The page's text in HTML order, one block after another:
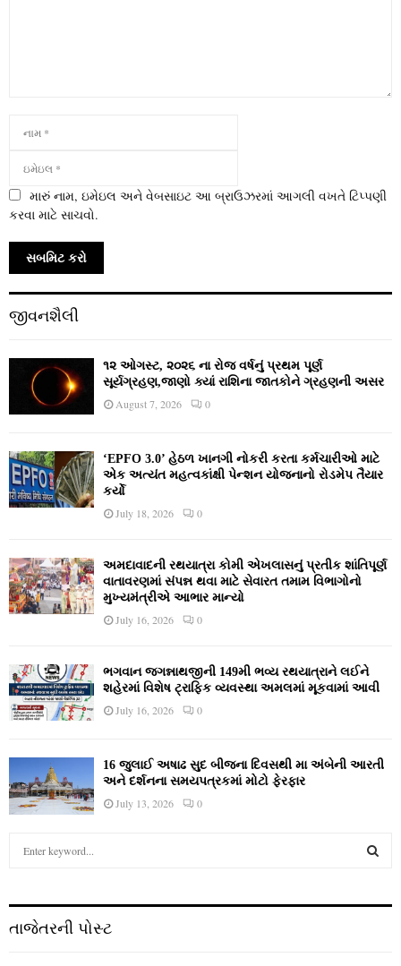
મારું નામ, ઇમેઇલ અને વેબસાઇટ આ બ્રાઉઝરમાં આગલી વખતે ટિપ્પણી
કરવા માટે સાચવો.
જીવનશૈલી
૧૨ ઓગસ્ટ, ૨૦૨૬ ના રોજ વર્ષનું પ્રથમ પૂર્ણ
સૂર્યગ્રહણ,જાણો ક્યાં રાશિના જાતકોને ગ્રહણની અસર
August 7, 2026 0
‘EPFO 3.0’ હેઠળ ખાનગી નોકરી કરતા કર્મચારીઓ માટે
એક અત્યંત મહત્વકાંક્ષી પેન્શન યોજનાનો રોડમેપ તૈયાર
કર્યો
July 18, 2026 0
અમદાવાદની રથયાત્રા કોમી એખલાસનું પ્રતીક શાંતિપૂર્ણ
વાતાવરણમાં સંપન્ન થવા માટે સેવારત તમામ વિભાગોનો
મુખ્યમંત્રીએ આભાર માન્યો
July 16, 2026 0
ભગવાન જગન્નાથજીની 149મી ભવ્ય રથયાત્રાને લઈને
શહેરમાં વિશેષ ટ્રાફિક વ્યવસ્થા અમલમાં મૂકવામાં આવી
July 16, 2026 0
16 જુલાઈ અષાઢ સુદ બીજના દિવસથી મા અંબેની આરતી
અને દર્શનના સમયપત્રકમાં મોટો ફેરફાર
July 13, 2026 0
hતાજેતરની પોસ્ટ